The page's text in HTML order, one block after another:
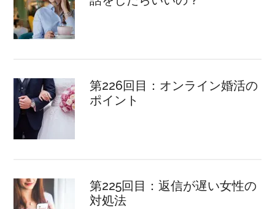
第226回目：オンライン婚活の
ポイント
第225回目：返信が遅い女性の
対処法